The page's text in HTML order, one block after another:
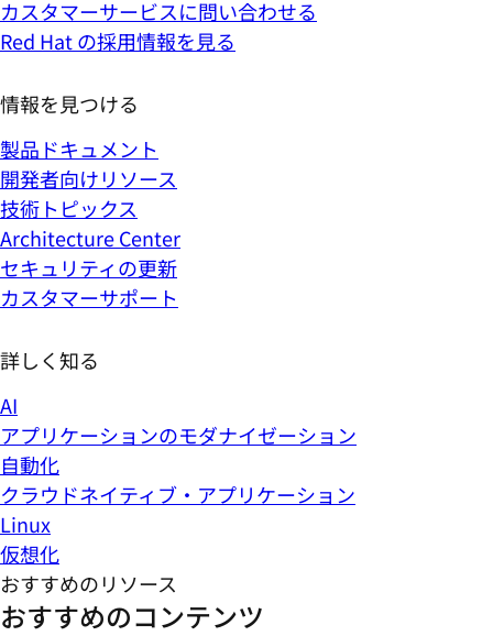
カスタマーサービスに問い合わせる
Red Hat の採用情報を見る
情報を見つける
製品ドキュメント
開発者向けリソース
技術トピックス
Architecture Center
セキュリティの更新
カスタマーサポート
詳しく知る
AI
アプリケーションのモダナイゼーション
自動化
クラウドネイティブ・アプリケーション
Linux
仮想化
おすすめのリソース
おすすめのコンテンツ